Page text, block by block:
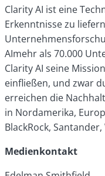
Clarity AI ist eine
Erkenntnisse zu
AImehr als 70.000
Clarity AI seine
einfließen, und zwar
erreichen die
in Nordamerika,
BlackRock,
Medienkontakt